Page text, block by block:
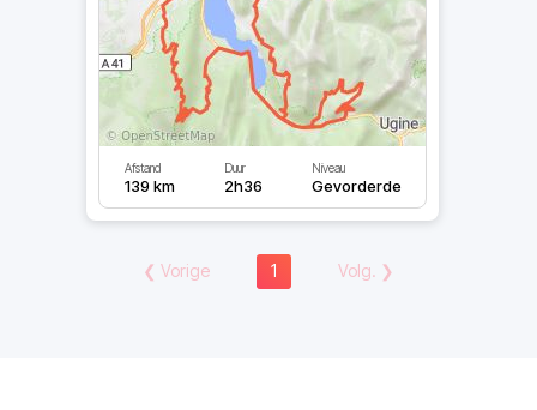
Afstand
139 km
Duur
2h36
Niveau
Gevorderde
❮ Vorige 1 Volg. ❯